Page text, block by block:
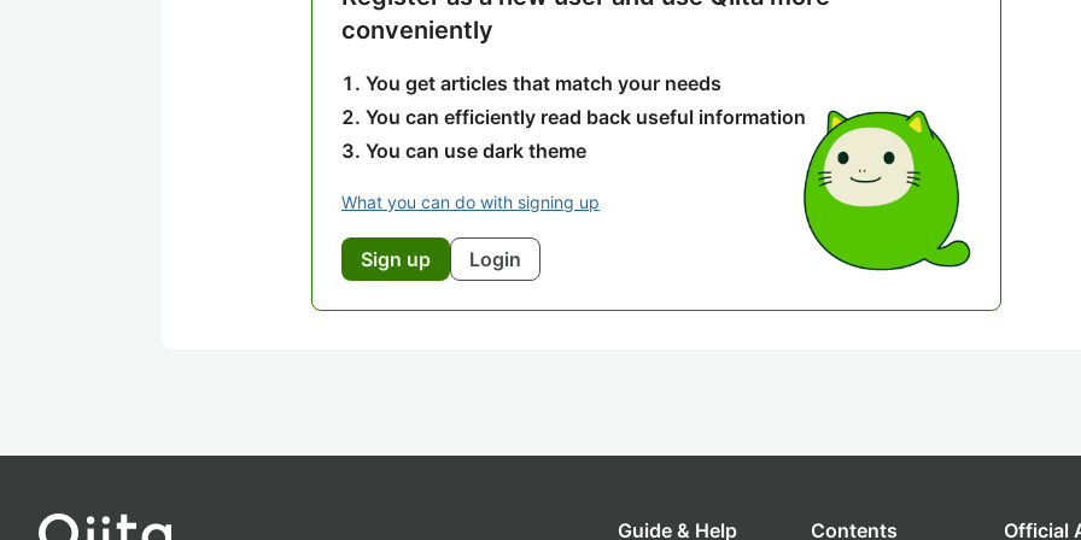
conveniently
You get articles that match your needs
You can efficiently read back useful information
You can use dark theme
What you can do with signing up
Sign up Login
Guide & Help Contents Official